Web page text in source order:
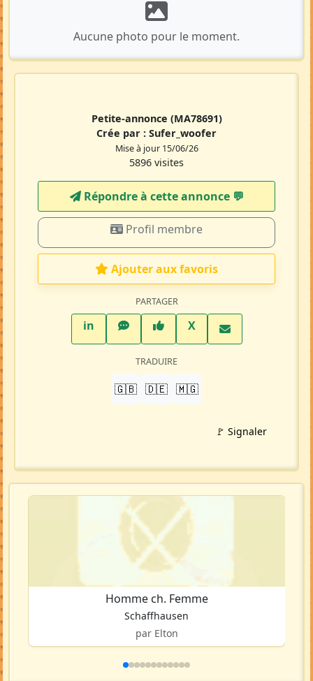
Aucune photo pour le moment.
Petite-annonce (MA78691)
Crée par : Sufer_woofer
Mise à jour 15/06/26
5896 visites
Répondre à cette annonce 💬​
Profil membre
Ajouter aux favoris
PARTAGER
inLinkedInWhatsAppFacebook
XTwitter X
TRADUIRE
🇬🇧 🇩🇪 🇲🇬
🚩 Signaler
Homme ch. Femme
Schaffhausen
par Elton